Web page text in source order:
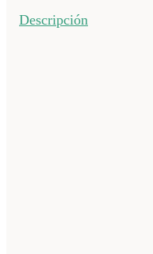
Descripción